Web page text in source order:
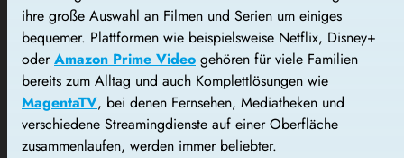
ihre große Auswahl an Filmen und Serien um einiges
bequemer. Plattformen wie beispielsweise Netflix, Disney+
oderAmazon Prime Video gehören für viele Familien
bereits zum Alltag und auch Komplettlösungen wie
MagentaTV, bei denen Fernsehen, Mediatheken und
verschiedene Streamingdienste auf einer Oberfläche
zusammenlaufen, werden immer beliebter.